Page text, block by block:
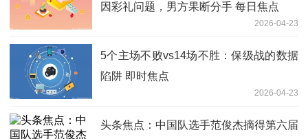
因彩礼问题，男方果断分手 每日焦点
2026-04-23
5个主场不败vs14场不胜：保级战的数据
陷阱 即时焦点
2026-04-23
头条焦点：中国队选手范俊杰摘得第六届